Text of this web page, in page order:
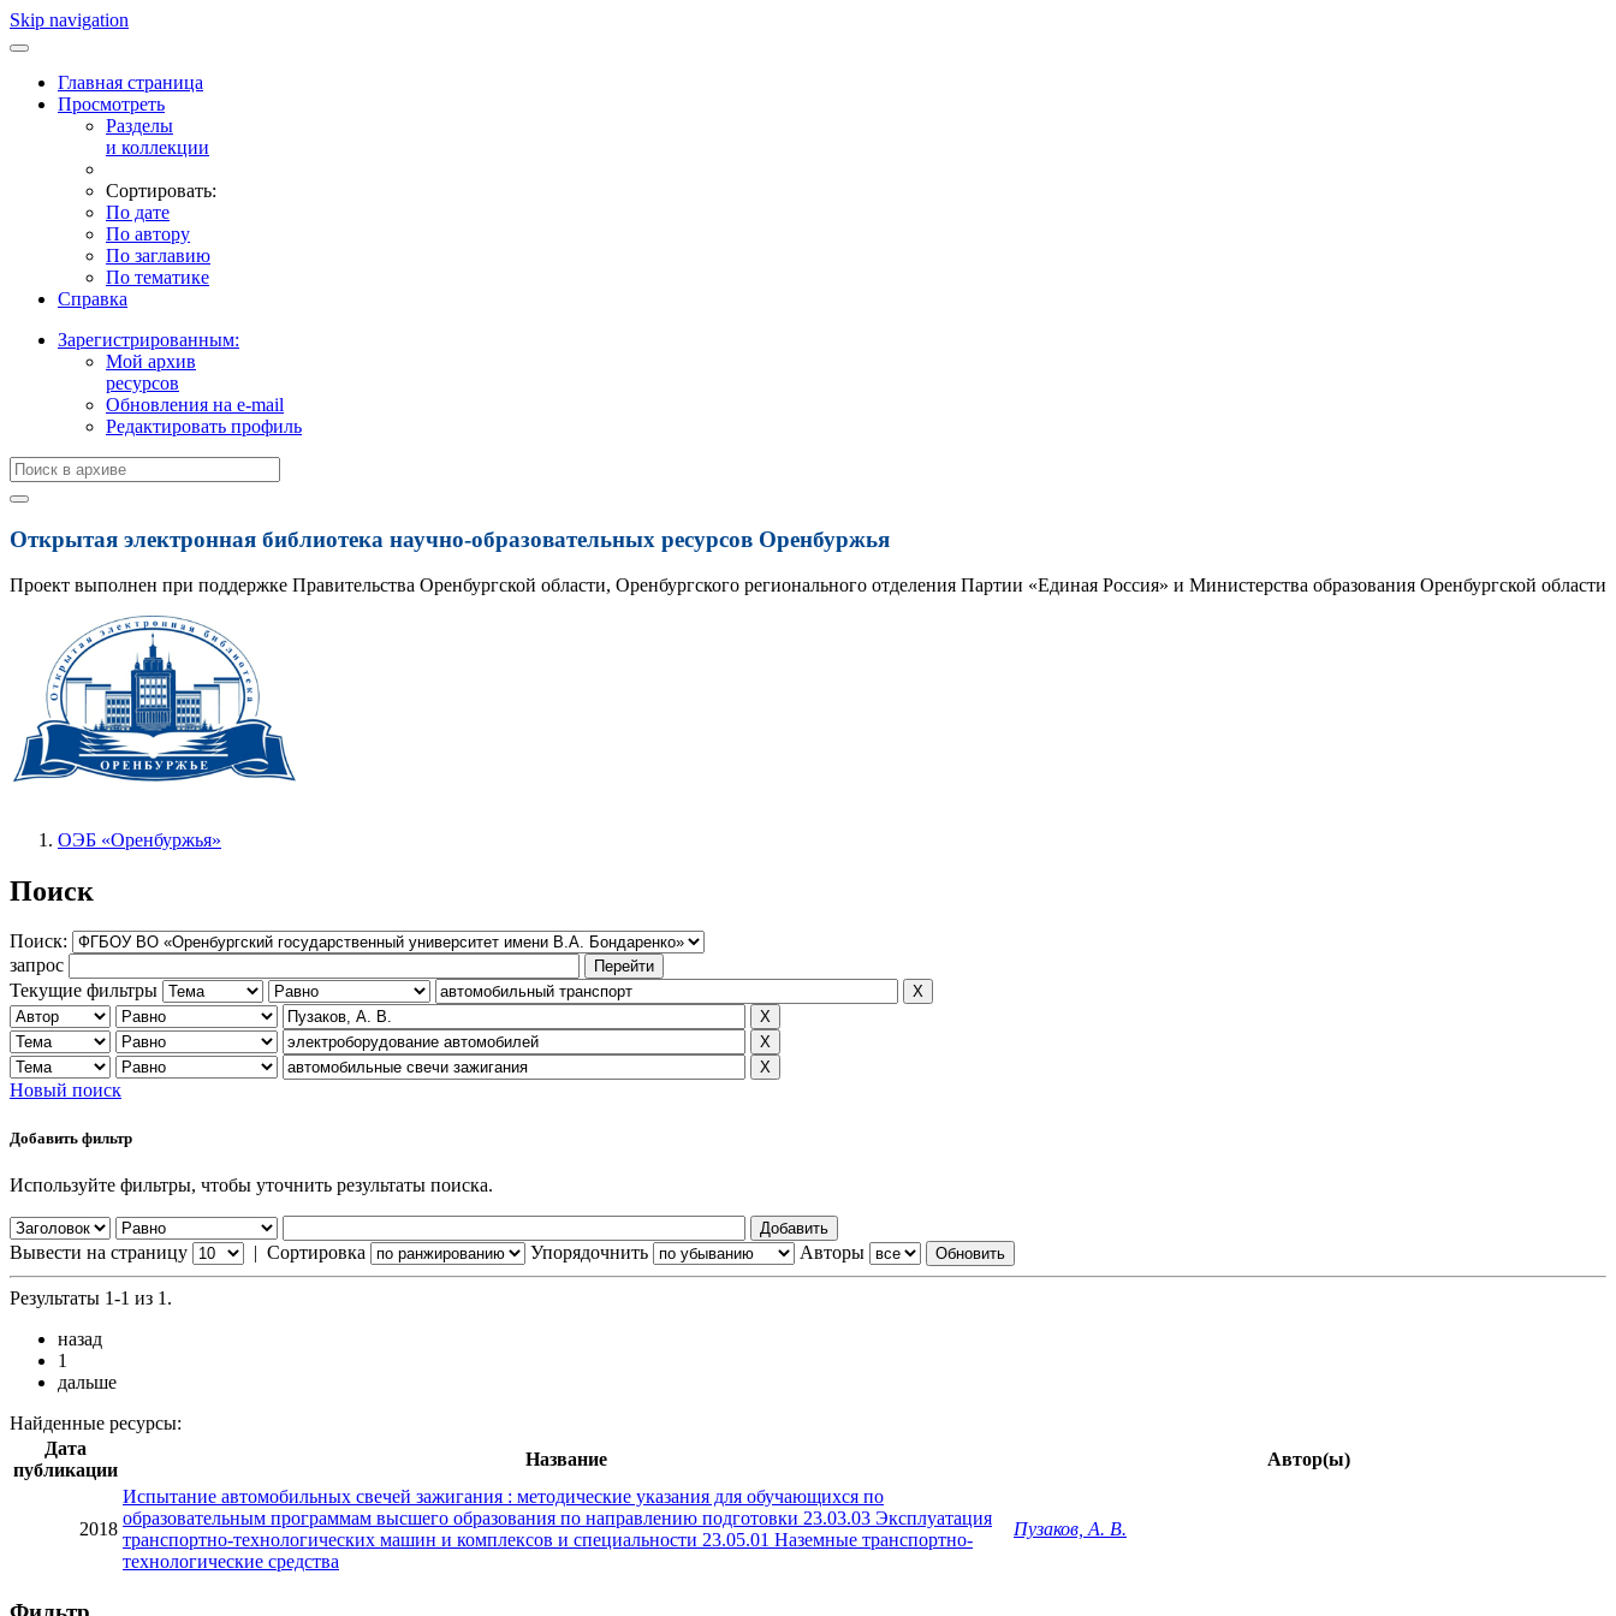
Skip navigation
Главная страница
Просмотреть
Разделы
и коллекции
Сортировать:
По дате
По автору
По заглавию
По тематике
Справка
Зарегистрированным:
Мой архив
ресурсов
Обновления на e-mail
Редактировать профиль
Открытая электронная библиотека научно-образовательных ресурсов Оренбуржья
Проект выполнен при поддержке Правительства Оренбургской области, Оренбургского регионального отделения Партии «Единая Россия» и Министерства образования Оренбургской области
ОЭБ «Оренбуржья»
Поиск
Поиск:
запрос
Текущие фильтры
Новый поиск
Добавить фильтр
Используйте фильтры, чтобы уточнить результаты поиска.
Вывести на страницу | Сортировка Упорядочнить Авторы
Результаты 1-1 из 1.
назад
1
дальше
Найденные ресурсы:
Дата
публикации
Название Автор(ы)
2018
Испытание автомобильных свечей зажигания : методические указания для обучающихся по
образовательным программам высшего образования по направлению подготовки 23.03.03 Эксплуатация
транспортно-технологических машин и комплексов и специальности 23.05.01 Наземные транспортно-
технологические средства
Пузаков, А. В.